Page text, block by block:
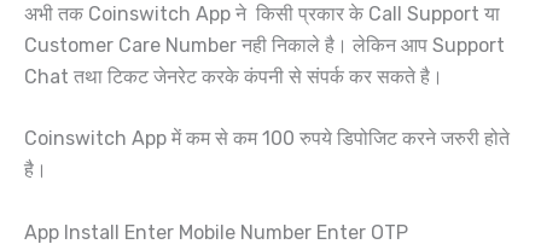
अभी तक Coinswitch App ने किसी प्रकार के Call Support या
Customer Care Number नही निकाले है। लेकिन आप Support
Chat तथा टिकट जेनरेट करके कंपनी से संपर्क कर सकते है।
Coinswitch App में कम से कम 100 रुपये डिपोजिट करने जरुरी होते
है।
App Install Enter Mobile Number Enter OTP